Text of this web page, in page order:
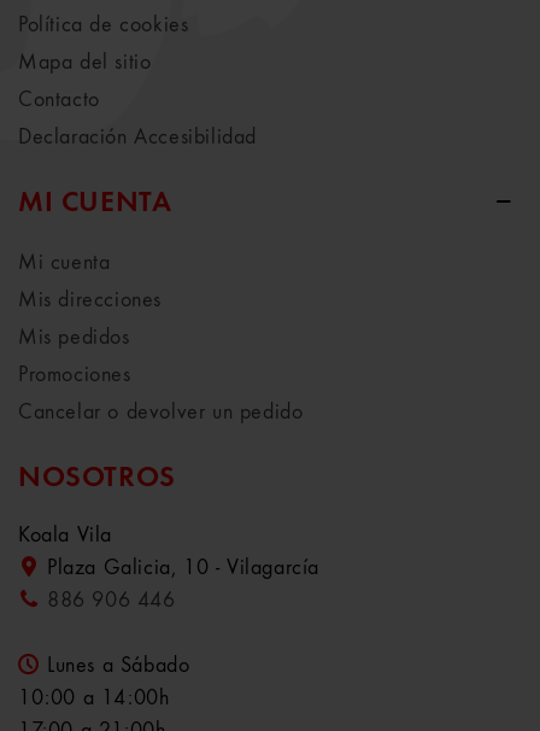
Política de cookies
Mapa del sitio
Contacto
Declaración Accesibilidad
MI CUENTA
Mi cuenta
Mis direcciones
Mis pedidos
Promociones
Cancelar o devolver un pedido
NOSOTROS
Koala Vila
Plaza Galicia, 10 - Vilagarcía
886 906 446
Lunes a Sábado
10:00 a 14:00h